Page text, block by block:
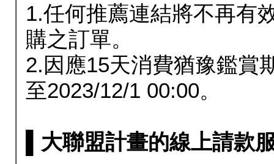
1.任何推薦連結將不再有
購之訂單。
2.因應15天消費猶豫鑑賞
至2023/12/1 00:00。
▌大聯盟計畫的線上請款